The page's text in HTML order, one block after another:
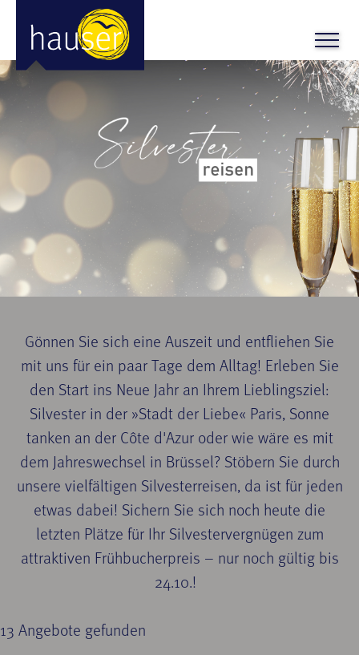
Gönnen Sie sich eine Auszeit und entfliehen Sie
mit uns für ein paar Tage dem Alltag! Erleben Sie
den Start ins Neue Jahr an Ihrem Lieblingsziel:
Silvester in der »Stadt der Liebe« Paris, Sonne
tanken an der Côte d'Azur oder wie wäre es mit
dem Jahreswechsel in Brüssel? Stöbern Sie durch
unsere vielfältigen Silvesterreisen, da ist für jeden
etwas dabei! Sichern Sie sich noch heute die
letzten Plätze für Ihr Silvestervergnügen zum
attraktiven Frühbucherpreis – nur noch gültig bis
24.10.!
13 Angebote gefunden